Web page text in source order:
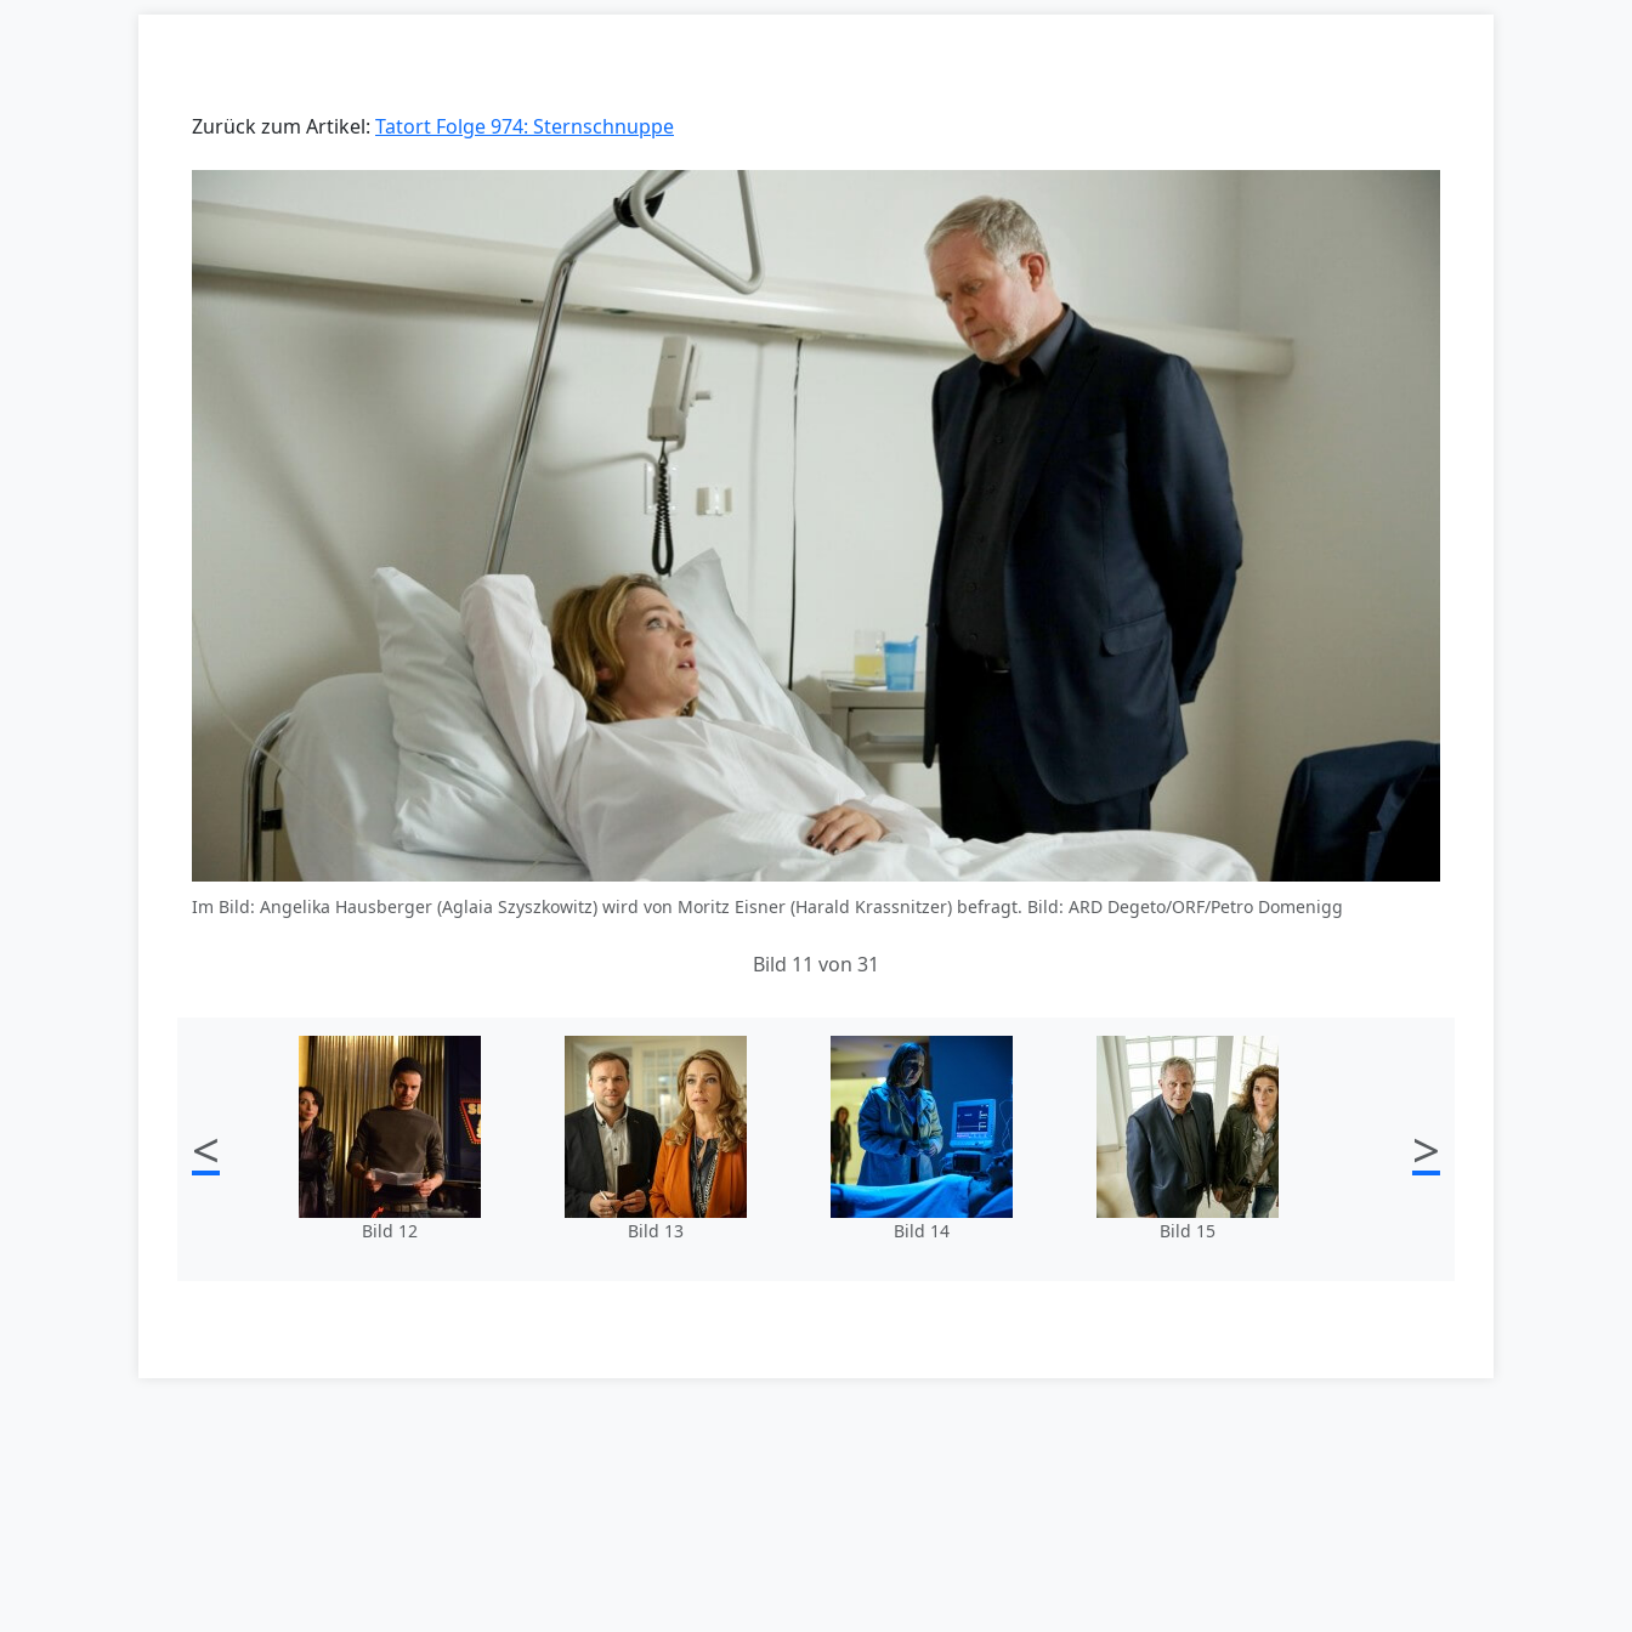
Zurück zum Artikel: Tatort Folge 974: Sternschnuppe
Im Bild: Angelika Hausberger (Aglaia Szyszkowitz) wird von Moritz Eisner (Harald Krassnitzer) befragt. Bild: ARD Degeto/ORF/Petro Domenigg
Bild 11 von 31
<
Bild 12 Bild 13 Bild 14 Bild 15
>